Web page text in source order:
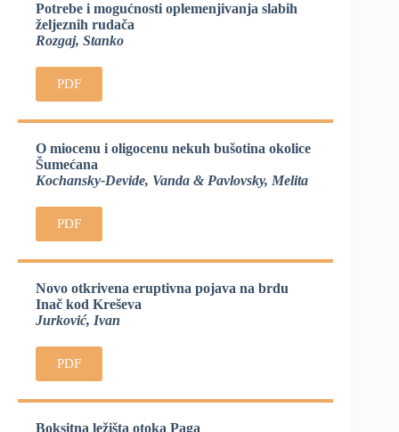
Potrebe i mogućnosti oplemenjivanja slabih
željeznih rudača
Rozgaj, Stanko
PDF
O miocenu i oligocenu nekuh bušotina okolice
Šumećana
Kochansky-Devide, Vanda & Pavlovsky, Melita
PDF
Novo otkrivena eruptivna pojava na brdu
Inač kod Kreševa
Jurković, Ivan
PDF
Boksitna ležišta otoka Paga